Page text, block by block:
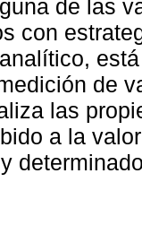
de las
con
de
las
a la